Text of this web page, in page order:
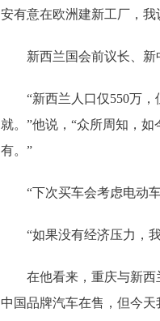
安有意在欧洲建新工厂，
新西兰国会前议长、新
“新西兰人口仅550万
就。”他说，“众所周知，
有。”
“下次买车会考虑电动
“如果没有经济压力，
在他看来，重庆与新
中国品牌汽车在售，但今